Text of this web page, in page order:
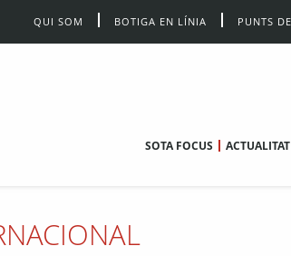
QUI SOM BOTIGA EN LÍNIA PUNTS
SOTA FOCUS ACTUALITAT